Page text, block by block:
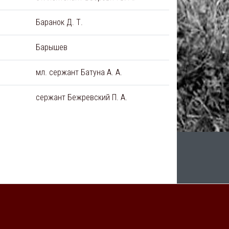
Баранок Д. Т.
Барышев
мл. сержант Батуна А. А.
сержант Бежревский П. А.